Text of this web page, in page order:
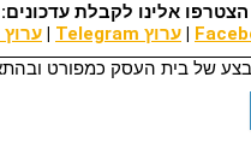
הצטרפו אלינו לקבלת עדכונים:
| ערוץ Telegram | ערוץ WhatsApp
של בית העסק כמפורט